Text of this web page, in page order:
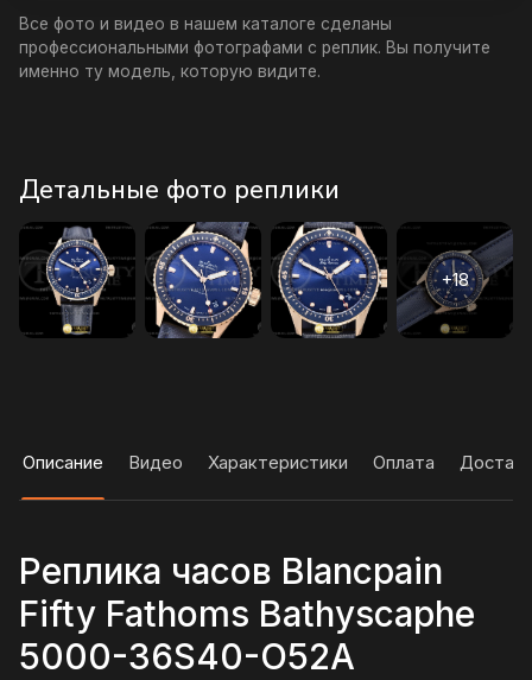
Все фото и видео в нашем каталоге сделаны
профессиональными фотографами с реплик. Вы получите
именно ту модель, которую видите.
Детальные фото реплики
Описание Видео Характеристики Оплата
Реплика часов Blancpain
Fifty Fathoms Bathyscaphe
5000-36S40-O52A